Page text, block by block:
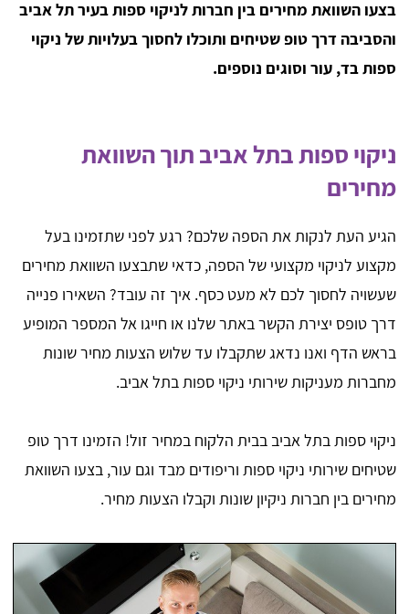
בצעו השוואת מחירים בין חברות לניקוי ספות בעיר תל אביב
והסביבה דרך טופ שטיחים ותוכלו לחסוך בעלויות של ניקוי
ספות בד, עור וסוגים נוספים.
ניקוי ספות בתל אביב תוך השוואת
מחירים
הגיע העת לנקות את הספה שלכם? רגע לפני שתזמינו בעל
מקצוע לניקוי מקצועי של הספה, כדאי שתבצעו השוואת מחירים
שעשויה לחסוך לכם לא מעט כסף. איך זה עובד? השאירו פנייה
דרך טופס יצירת הקשר באתר שלנו או חייגו אל המספר המופיע
בראש הדף ואנו נדאג שתקבלו עד שלוש הצעות מחיר שונות
מחברות מעניקות שירותי ניקוי ספות בתל אביב.
ניקוי ספות בתל אביב בבית הלקוח במחיר זול! הזמינו דרך טופ
שטיחים שירותי ניקוי ספות וריפודים מבד וגם עור, בצעו השוואת
מחירים בין חברות ניקיון שונות וקבלו הצעות מחיר.